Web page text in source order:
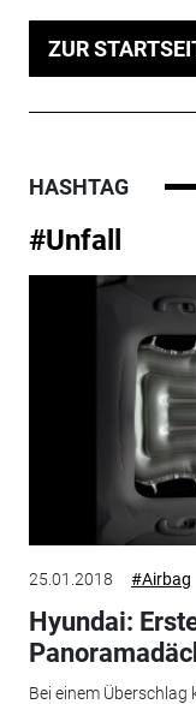
ZUR
HASHTAG
#Unfall
25.01.2018 #Airbag
Hyundai:
Bei einem